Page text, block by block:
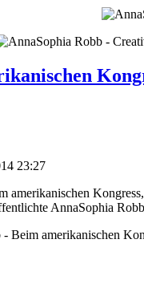
23:27
amerikanischen
AnnaSophia